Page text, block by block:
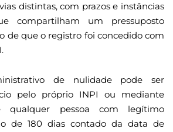
vias distintas, com prazos e instâncias
compartilham um pressuposto
de que o registro foi concedido com
de nulidade pode ser
pelo próprio INPI ou mediante
qualquer pessoa com legítimo
de 180 dias contado da data de